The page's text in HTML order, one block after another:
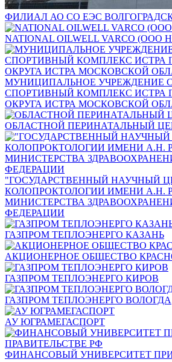
ФИЛИАЛ АО СО ЕЭС
NATIONAL OILWELL VARCO (ООО
МУНИЦИПАЛЬНОЕ УЧРЕЖДЕНИЕ
СПОРТИВНЫЙ КОМПЛЕКС ИСТРА
ОКРУГА ИСТРА МОСКОВСКОЙ
ОБЛАСТНОЙ ПЕРИНАТАЛЬНЫЙ
"ГОСУДАРСТВЕННЫЙ НАУЧНЫЙ
КОЛОПРОКТОЛОГИИ ИМЕНИ А.Н.
МИНИСТЕРСТВА
ФЕДЕРАЦИИ
ГАЗПРОМ ТЕПЛОЭНЕРГО КАЗАНЬ
АКЦИОНЕРНОЕ ОБЩЕСТВО
ГАЗПРОМ ТЕПЛОЭНЕРГО КИРОВ
ГАЗПРОМ ТЕПЛОЭНЕРГО ВОЛОГДА
АУ ЮГРАМЕГАСПОРТ
ФИНАНСОВЫЙ УНИВЕРСИТЕТ